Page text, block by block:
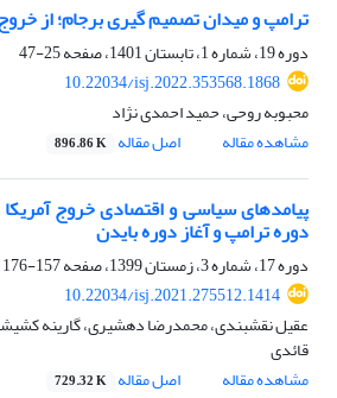
ترامپ و میدان تصمیم‏ گیری برجام؛ از
دوره 19، شماره 1، تابستان 1401، صفحه
25-47
10.22034/isj.2022.353568.1868
محبوبه روحی، حمید احمدی نژاد
مشاهده مقاله
اصل مقاله 896.86 K
پیامدهای سیاسی و اقتصادی خروج آمریکا
دوره ترامپ و آغاز دوره بایدن
دوره 17، شماره 3، زمستان 1399، صفحه
157-176
10.22034/isj.2021.275512.1414
عقیل نقشبندی، محمدرضا دهشیری، گارینه
قائدی
مشاهده مقاله
اصل مقاله 729.32 K